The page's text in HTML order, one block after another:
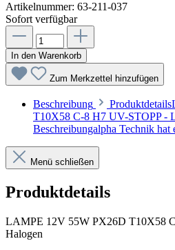
Artikelnummer: 63-211-037
Sofort verfügbar
In den Warenkorb
Zum Merkzettel hinzufügen
Beschreibung
T10X58 C-8 H7 UV-STOPP -
Beschreibungalpha Technik
Menü schließen
Produktdetails
LAMPE 12V 55W PX26D T10X58
Halogen